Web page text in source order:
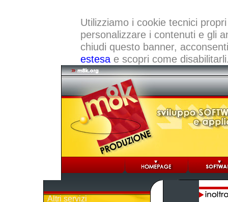
Utilizziamo i cookie tecnici
personalizzare i contenuti e gli
chiudi questo banner,
estesae scopri come
Altri servizi